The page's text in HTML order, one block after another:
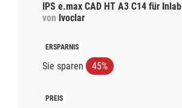
IPS e.max CAD HT A3 C14 für Inlab
von Ivoclar
Sie sparen 45%